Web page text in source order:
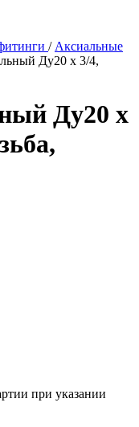
/ Аксиальные
Ду20 х 3/4,
Ду20 х
при указании